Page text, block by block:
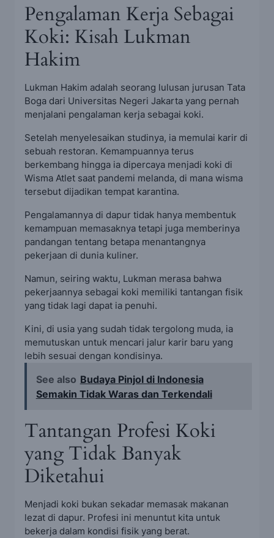
Pengalaman Kerja Sebagai
Koki: Kisah Lukman
Hakim
Lukman Hakim adalah seorang lulusan jurusan Tata
Boga dari Universitas Negeri Jakarta yang pernah
menjalani pengalaman kerja sebagai koki.
Setelah menyelesaikan studinya, ia memulai karir di
sebuah restoran. Kemampuannya terus
berkembang hingga ia dipercaya menjadi koki di
Wisma Atlet saat pandemi melanda, di mana wisma
tersebut dijadikan tempat karantina.
Pengalamannya di dapur tidak hanya membentuk
kemampuan memasaknya tetapi juga memberinya
pandangan tentang betapa menantangnya
pekerjaan di dunia kuliner.
Namun, seiring waktu, Lukman merasa bahwa
pekerjaannya sebagai koki memiliki tantangan fisik
yang tidak lagi dapat ia penuhi.
Kini, di usia yang sudah tidak tergolong muda, ia
memutuskan untuk mencari jalur karir baru yang
lebih sesuai dengan kondisinya.
See also Budaya Pinjol di Indonesia
Semakin Tidak Waras dan Terkendali
Tantangan Profesi Koki
yang Tidak Banyak
Diketahui
Menjadi koki bukan sekadar memasak makanan
lezat di dapur. Profesi ini menuntut kita untuk
bekerja dalam kondisi fisik yang berat.